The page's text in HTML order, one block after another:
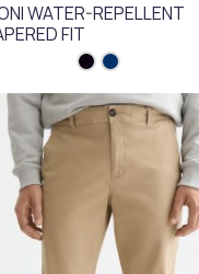
WATER-REPELLENT
FIT